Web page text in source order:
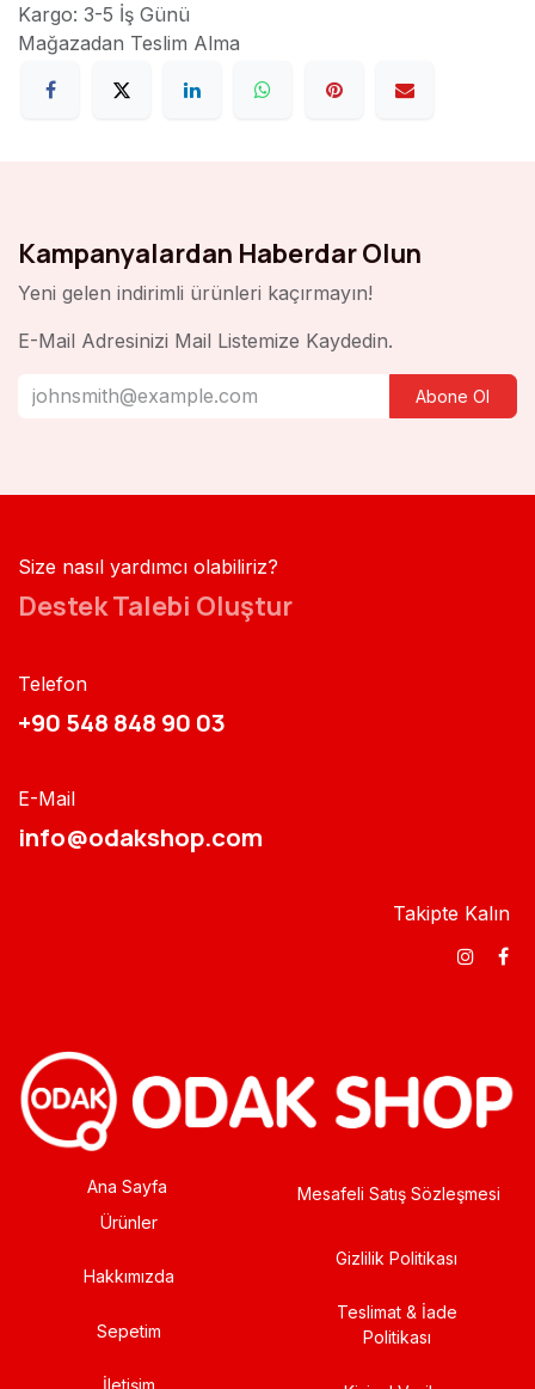
Kargo: 3-5 İş Günü
Mağazadan Teslim Alma
Kampanyalardan Haberdar Olun
Yeni gelen indirimli ürünleri kaçırmayın!
E-Mail Adresinizi Mail Listemize Kaydedin.
Abone Ol
Size nasıl yardımcı olabiliriz?
Destek Talebi Oluştur
Telefon
+90 548 848 90 03​​
E-Mail
info@odakshop.com​
Takipte Kalın
Ana Sayfa
Ürünler
Hakkımızda
Sepetim
Mesafeli Satış Sözleşmesi
Gizlilik Politikası
Teslimat & İade
Politikası